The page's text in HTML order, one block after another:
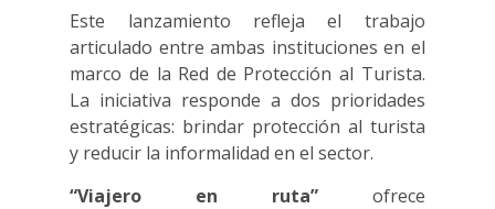
Este lanzamiento refleja el trabajo
articulado entre ambas instituciones en el
marco de la Red de Protección al Turista.
La iniciativa responde a dos prioridades
estratégicas: brindar protección al turista
y reducir la informalidad en el sector.
“Viajero en ruta”ofrece